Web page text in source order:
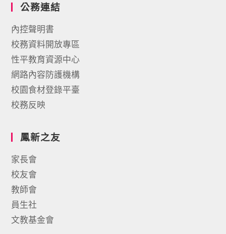
公務連結
內控聲明書
校務資料開放專區
性平教育資源中心
網路內容防護機構
校園食材登錄平臺
校務反映
鳳新之友
家長會
校友會
教師會
員生社
文教基金會